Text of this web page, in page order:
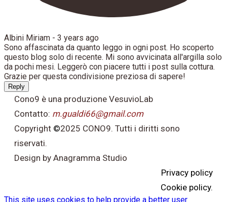
Albini Miriam - 3 years ago
Sono affascinata da quanto leggo in ogni post. Ho scoperto
questo blog solo di recente. Mi sono avvicinata all'argilla solo
da pochi mesi. Leggerò con piacere tutti i post sulla cottura.
Grazie per questa condivisione preziosa di sapere!
Reply
Cono9 è una produzione VesuvioLab
Contatto: m.gualdi66@gmail.com
Copyright ©2025 CONO9. Tutti i diritti sono
riservati.
Design by Anagramma Studio
Privacy policy
Cookie policy.
This site uses cookies to help provide a better user